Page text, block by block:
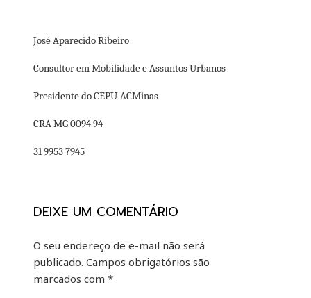
José Aparecido Ribeiro
Consultor em Mobilidade e Assuntos Urbanos
Presidente do CEPU-ACMinas
CRA MG 0094 94
31 9953 7945
DEIXE UM COMENTÁRIO
O seu endereço de e-mail não será
publicado. Campos obrigatórios são
marcados com *